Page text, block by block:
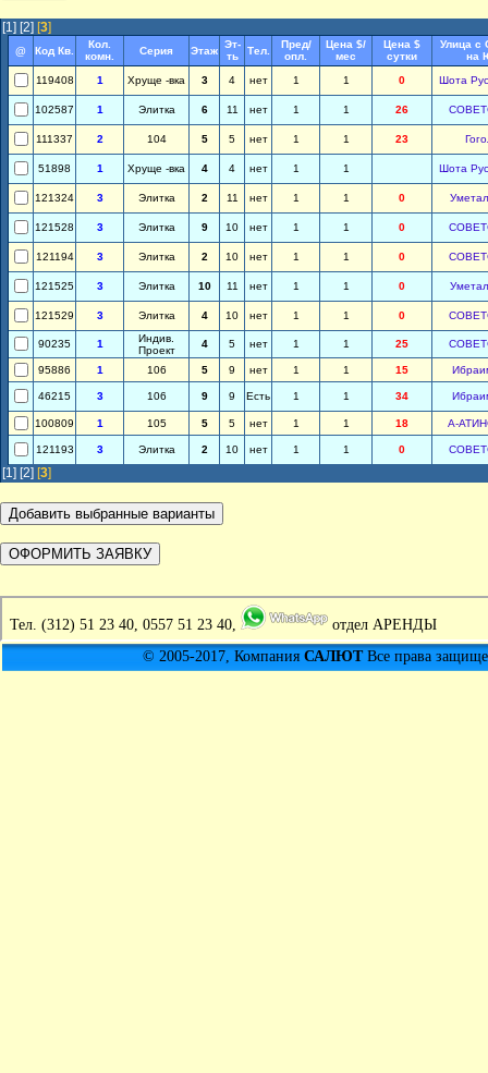
[1] [2] [3]
@ Код Кв.
Кол.
комн.
Серия Этаж
Эт-
ть
Тел.
Пред/
опл.
Цена $/
мес
Цена $
сутки
Улица с
на
119408
1 Хруще -вка 3 4 нет 1 1 0 Шота
102587 1 Элитка 6 11 нет 1 1 26
111337 2 104 5 5 нет 1 1 23
51898 1 Хруще -вка 4 4 нет 1 1 Шота
121324 3 Элитка 2 11 нет 1 1 0
121528 3 Элитка 9 10 нет 1 1 0
121194 3 Элитка 2 10 нет 1 1 0
121525 3 Элитка 10 11 нет 1 1 0
121529 3 Элитка 4 10 нет 1 1 0
90235 1
Индив.
Проект
4 5 нет 1 1 25
95886 1 106 5 9 нет 1 1 15
46215 3 106 9 9 Есть 1 1 34
100809 1 105 5 5 нет 1 1 18 А-
121193 3 Элитка 2 10 нет 1 1 0
[1] [2] [3]
Тел. (312) 51 23 40, 0557 51 23 40,
отдел АРЕНДЫ
© 2005-2017, Компания САЛЮТВсе права